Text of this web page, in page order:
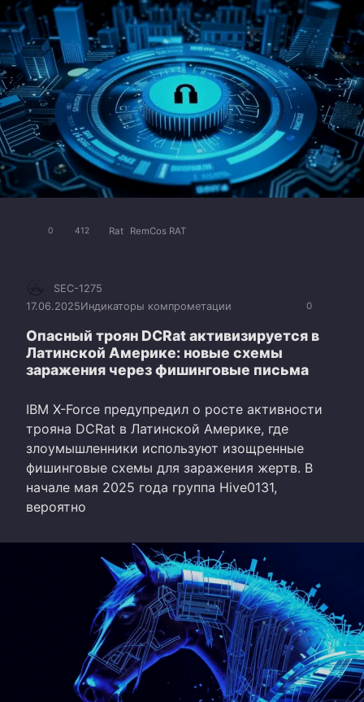
0 412 Rat RemCos RAT
0
SEC-1275
17.06.2025Индикаторы компрометации
Опасный троян DCRat активизируется в
Латинской Америке: новые схемы
заражения через фишинговые письма
IBM X-Force предупредил о росте активности
трояна DCRat в Латинской Америке, где
злоумышленники используют изощренные
фишинговые схемы для заражения жертв. В
начале мая 2025 года группа Hive0131,
вероятно